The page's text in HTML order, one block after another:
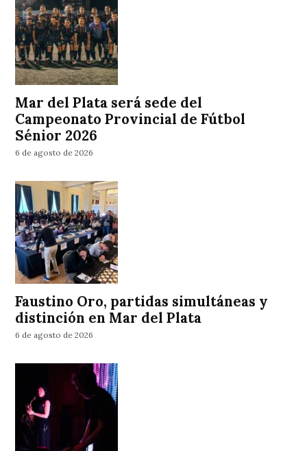
Mar del Plata será sede del
Campeonato Provincial de Fútbol
Sénior 2026
6 de agosto de 2026
Faustino Oro, partidas simultáneas y
distinción en Mar del Plata
6 de agosto de 2026